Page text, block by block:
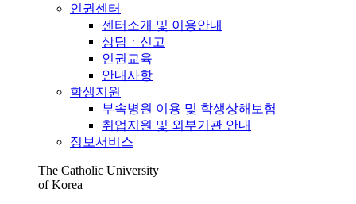
인권센터
센터소개 및 이용안내
상담ㆍ신고
인권교육
안내사항
학생지원
부속병원 이용 및 학생상해보험
취업지원 및 외부기관 안내
정보서비스
The Catholic University
of Korea